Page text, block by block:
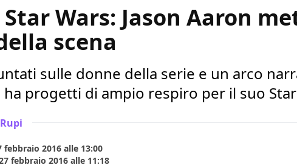
Wars: Jason Aaron
scena
sulle donne della serie e un arco
ha progetti di ampio respiro per il suo
febbraio 2016 alle 13:00
febbraio 2016 alle 11:18